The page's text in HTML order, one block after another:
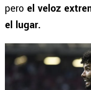
pero el veloz
el lugar.